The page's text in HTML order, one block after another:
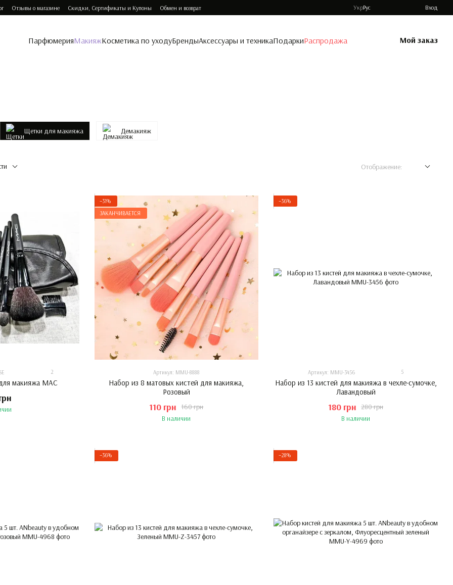
Отзывы о магазине Скидки, Сертификаты и Купоны Обмен и возврат УкрРус Вход
ПарфюмерияМакияжКосметика по уходуБрендыАксессуары и техникаПодаркиРаспродажа Мой заказ
Щетки для макияжа Демакияж
Отображение:
2
макияжа МАС
−31%
ЗАКАНЧИВАЕТСЯ
Артикул: MMU-8888
Набор из 8 матовых кистей для макияжа,
Розовый
160 грн
110 грн
В наличии
−36%
Артикул: MMU-3456 5
Набор из 13 кистей для макияжа в чехле-сумочке,
Лавандовый
280 грн
180 грн
В наличии
−36% −28%